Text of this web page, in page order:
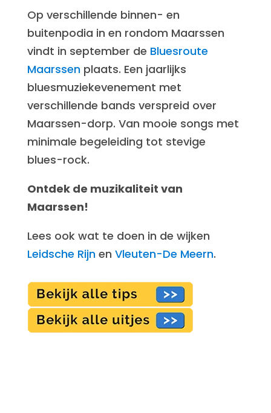
Op verschillende binnen- en
buitenpodia in en rondom Maarssen
vindt in september de Bluesroute
Maarssenplaats. Een jaarlijks
bluesmuziekevenement met
verschillende bands verspreid over
Maarssen-dorp. Van mooie songs met
minimale begeleiding tot stevige
blues-rock.
Ontdek de muzikaliteit van
Maarssen!
Lees ook wat te doen in de wijken
Leidsche Rijnen Vleuten-De Meern.